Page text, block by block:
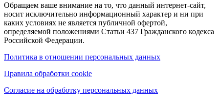
Обращаем ваше внимание на то, что данный интернет-сайт,
носит исключительно информационный характер и ни при
каких условиях не является публичной офертой,
определяемой положениями Статьи 437 Гражданского кодекса
Российской Федерации.
Политика в отношении персональных данных
Правила обработки cookie
Согласие на обработку персональных данных